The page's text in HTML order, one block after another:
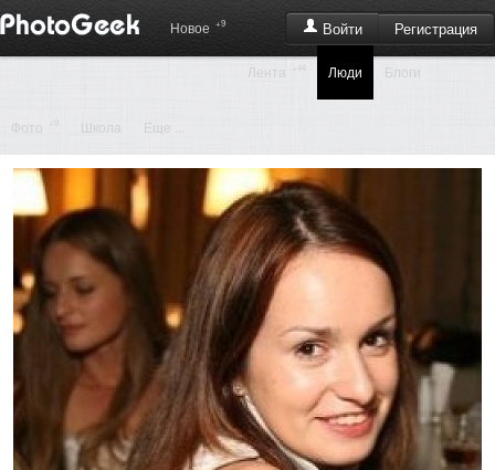
Войти Регистрация
Новое +9
Лента +44 Люди Блоги
Фото +9 Школа Еще ...